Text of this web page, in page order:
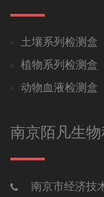
土壤系列检测盒
植物系列检测盒
动物血液检测盒
南京陌凡生
南京市经济技